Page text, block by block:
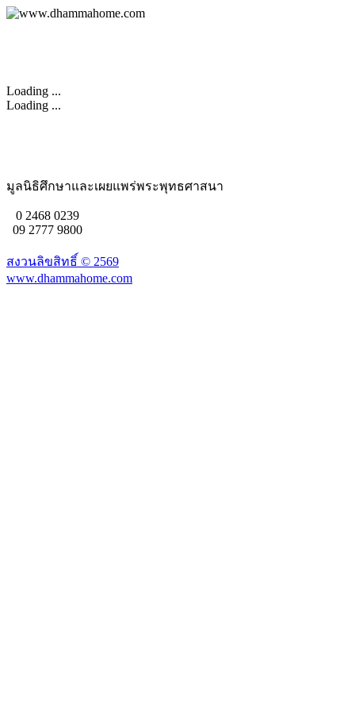
Loading ...
Loading ...
มูลนิธิศึกษาและเผยแพร่พระพุทธศาสนา
0 2468 0239
09 2777 9800
สงวนลิขสิทธิ์ © 2569
www.dhammahome.com